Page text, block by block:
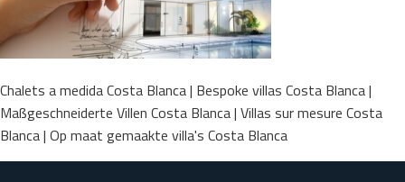
Chalets a medida Costa Blanca | Bespoke villas Costa Blanca |
Maßgeschneiderte Villen Costa Blanca | Villas sur mesure Costa
Blanca | Op maat gemaakte villa's Costa Blanca